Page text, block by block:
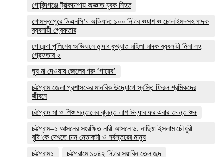
গোবিন্দগঞ্জে ট্রাকচাপায় অজ্ঞাত যুবক নিহত
গোমস্তাপুরে ডিএনসি’র অভিযান: ১০০ লিটার ওয়াশ ও চোলাইমদসহ মাদক
ব্যবসায়ী গ্রেফতার
গোয়েন্দা পুলিশের অভিযানে মান্দার কুখ্যাত মহিলা মাদক ব্যবসায়ী মিনা সহ
গ্রেফতার ২
ঘুষ না দেওয়ায় জেলের গরু ‘গায়েব’
চট্টগ্রাম জেলা প্রশাসকের মানবিক উদ্যোগে স্বস্তি ফিরল শ্রমিকদের
জীবনে
চট্টগ্রাম মা ও শিশু সন্তানের ঝুলন্ত লাশ উদ্ধার ফর এবার তদন্ত শুরু
চট্টগ্রাম–১ আসনের সংরক্ষিত নারী আসনে ড. নাছিমা ইসলাম চৌধুরী
বৃষ্টি’কে দেখতে চান নেতাকর্মী ও সর্বস্তরের মানুষ
চট্টগ্রাম১
চট্টগ্রামে ১০৪২ লিটার সয়াবিন তেল জব্দ